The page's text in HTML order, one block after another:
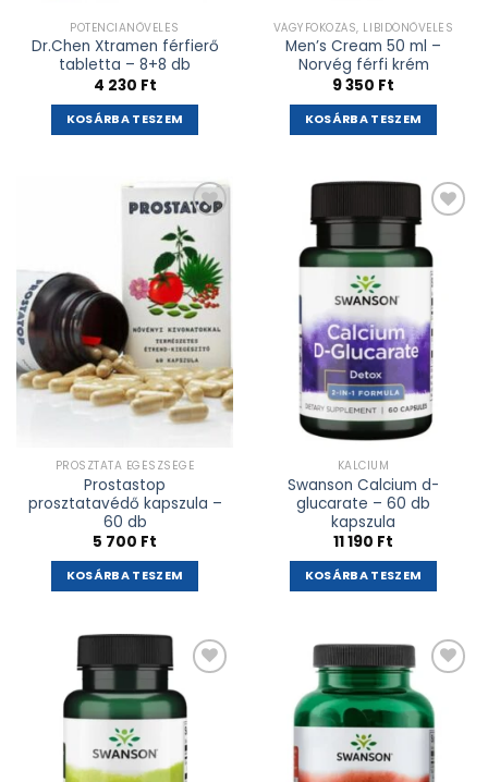
POTENCIANÖVELÉS
Dr.Chen Xtramen férfierő
tabletta – 8+8 db
4 230 Ft
KOSÁRBA TESZEM
VÁGYFOKOZÁS, LIBIDÓNÖVELÉS
Men’s Cream 50 ml –
Norvég férfi krém
9 350 Ft
KOSÁRBA TESZEM
Kívánságlistához
adás
PROSZTATA EGÉSZSÉGE
Prostastop
prosztatavédő kapszula –
60 db
5 700 Ft
KOSÁRBA TESZEM
Kívánságlistához
adás
KALCIUM
Swanson Calcium d-
glucarate – 60 db
kapszula
11 190 Ft
KOSÁRBA TESZEM
Kívánságlistához
adás
Kívánságlistához
adás